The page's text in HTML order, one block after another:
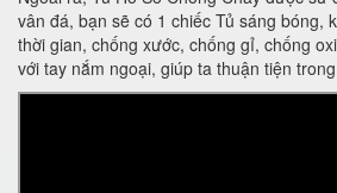
vân đá, bạn sẽ có 1 chiếc Tủ sáng bóng,
thời gian, chống xước, chống gỉ, chống
với tay nắm ngoại, giúp ta thuận tiện